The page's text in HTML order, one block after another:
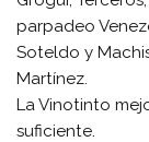
parpadeo
Soteldo y
Martínez.
La Vinotinto
suficiente.